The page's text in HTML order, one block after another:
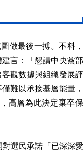
做最後一搏。不料，
言：「懇請中央黨部
觀數據與組織發展評
難以承接基層能量，
高層為此決定棄卒保
選民承諾「已深深愛